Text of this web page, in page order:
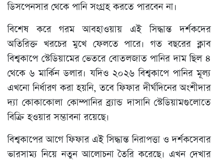
ডিসপেনসার থেকে পানি সংগ্রহ করতে পারবেন না।
বিশেষ করে গরম আবহাওয়ায় এই সিদ্ধান্ত দর্শকদের
অতিরিক্ত খরচের মুখে ফেলতে পারে। গত বছরের ক্লাব
বিশ্বকাপে স্টেডিয়ামের ভেতরে বোতলজাত পানির দাম ছিল ৪
থেকে ৬ মার্কিন ডলার। যদিও ২০২৬ বিশ্বকাপে পানির মূল্য
এখনো নির্ধারণ করা হয়নি, তবে ফিফার দীর্ঘদিনের অংশীদার
দ্যা কোকাকোলা কোম্পানির ব্র্যান্ড দাসানি স্টেডিয়ামগুলোতে
বিক্রি হওয়ার সম্ভাবনা রয়েছে।
বিশ্বকাপের আগে ফিফার এই সিদ্ধান্ত নিরাপত্তা ও দর্শকসেবার
ভারসাম্য নিয়ে নতুন আলোচনা তৈরি করেছে। এখন দেখার